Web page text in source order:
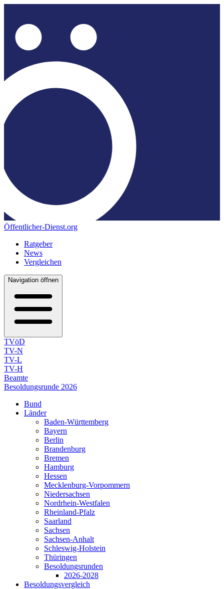
Öffentlicher-Dienst.org
Ratgeber
News
Vergleichen
Navigation öffnen
TVöD
TV-N
TV-L
TV-H
Beamte
Besoldungsrunde 2026
Bund
Länder
Baden-Württemberg
Bayern
Berlin
Brandenburg
Bremen
Hamburg
Hessen
Mecklenburg-Vorpommern
Niedersachsen
Nordrhein-Westfalen
Rheinland-Pfalz
Saarland
Sachsen
Sachsen-Anhalt
Schleswig-Holstein
Thüringen
Besoldungsrunden
2026-2028
Besoldungsvergleich